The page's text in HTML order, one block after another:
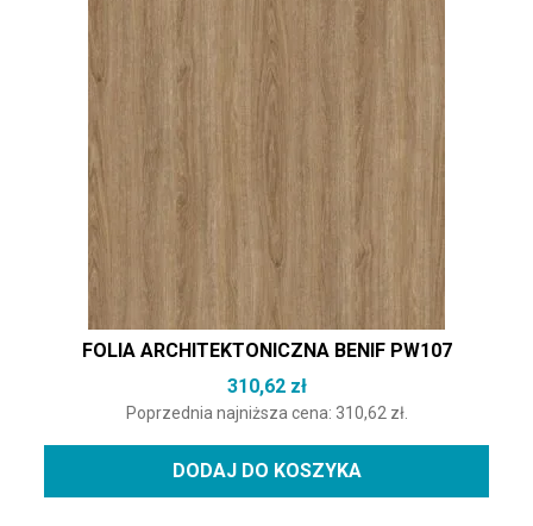
FOLIA ARCHITEKTONICZNA BENIF PW107
310,62 zł
Poprzednia najniższa cena: 310,62 zł.
DODAJ DO KOSZYKA